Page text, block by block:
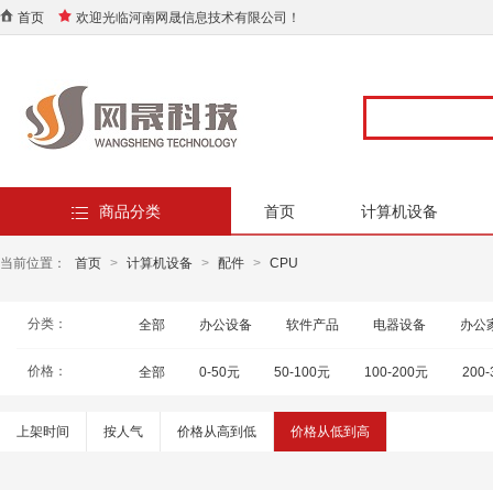
首页 欢迎光临河南网晟信息技术有限公司！
商品分类 首页 计算机设备
当前位置： 首页 > 计算机设备 > 配件 > CPU
分类： 全部 办公设备 软件产品 电器设备 办公
价格： 全部 0-50元 50-100元 100-200元 200-
上架时间 按人气 价格从高到低 价格从低到高